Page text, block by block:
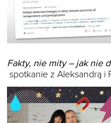
Fakty, nie mity – jak nie
spotkanie z Aleksandrą i